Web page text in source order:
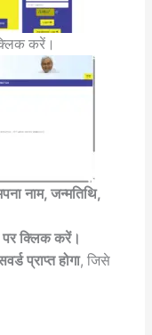
करें।
नाम, जन्मतिथि,
पर क्लिक करें।
प्राप्त होगा, जिसे